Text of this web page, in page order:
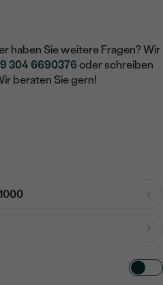
haben Sie weitere Fragen? Wir
304 6690376 oder schreiben
beraten Sie gern!